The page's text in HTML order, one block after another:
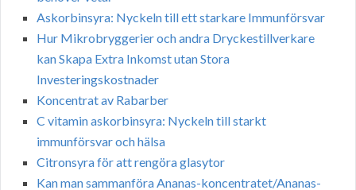
Askorbinsyra: Nyckeln till ett starkare Immunförsvar
Hur Mikrobryggerier och andra Dryckestillverkare
kan Skapa Extra Inkomst utan Stora
Investeringskostnader
Koncentrat av Rabarber
C vitamin askorbinsyra: Nyckeln till starkt
immunförsvar och hälsa
Citronsyra för att rengöra glasytor
Kan man sammanföra Ananas-koncentratet/Ananas-